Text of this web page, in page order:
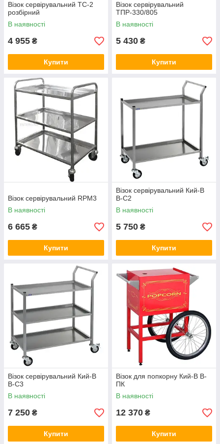
Візок сервірувальний ТС-2
розбірний
В наявності
4 955 ₴
Купити
Візок сервірувальний
ТПР-330/805
В наявності
5 430 ₴
Купити
Візок сервірувальний RPM3
В наявності
6 665 ₴
Купити
Візок сервірувальний Кий-В
В-С2
В наявності
5 750 ₴
Купити
Візок сервірувальний Кий-В
В-С3
В наявності
7 250 ₴
Купити
Візок для попкорну Кий-В В-
ПК
В наявності
12 370 ₴
Купити